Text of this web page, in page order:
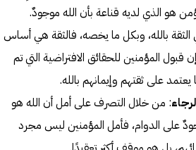
هو الذي لديه قناعة بأن الله موجودٌ.
الثقة بالله، وبكل ما يخصه، فالثقة هي أساس
قبول المؤمنين للحقائق الافتراضية التي تم
على ثقتهم وإيمانهم بالله.
: من خلال التصرف على أمل أن الله هو
على الدوام، فأمل المؤمنين ليس مجرد